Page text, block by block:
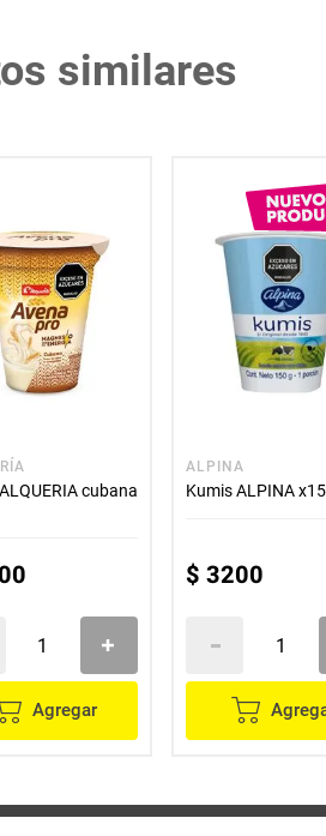
similares
cubana
Agregar
ALPINA
Kumis ALPINA
$ 3200